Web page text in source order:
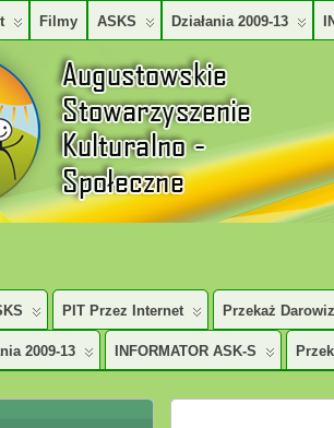
Filmy ASKS Działania 2009-13
KULTURALNO –
PIT Przez Internet Przekaż
2009-13 INFORMATOR ASK-S